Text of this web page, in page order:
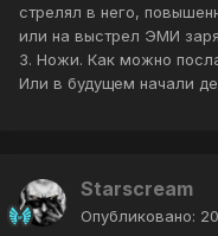
стрелял в него,
или на выстрел ЭМИ
3. Ножи. Как можно
Или в будущем начали
Starscream
Опубликовано: